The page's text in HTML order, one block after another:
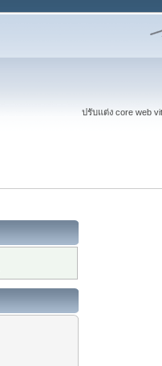
ปรับแต่ง core web